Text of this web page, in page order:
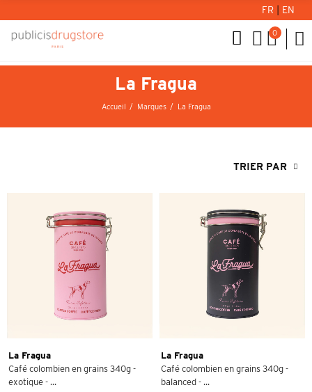
FR EN
0
La Fragua
Accueil Marques La Fragua
TRIER PAR
La Fragua
Café colombien en grains 340g -
exotique - ...
La Fragua
Café colombien en grains 340g -
balanced - ...